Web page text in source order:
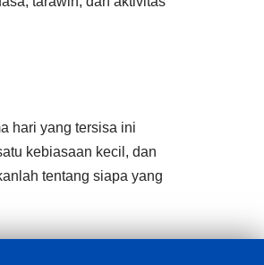
hari yang tersisa ini
kebiasaan kecil, dan
tentang siapa yang